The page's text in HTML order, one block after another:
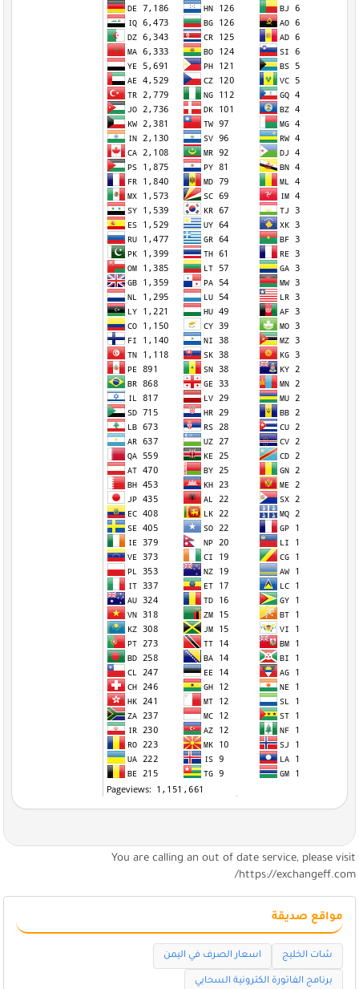
You are calling an out of date service, please visit
https://exchangeff.com/
مواقع صديقة
شات الخليج اسعار الصرف في اليمن
برنامج الفاتورة الكترونية السحابي